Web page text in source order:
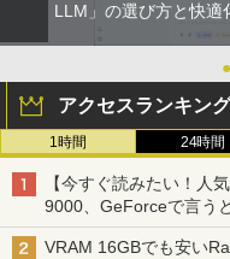
LLM」の選び方と快適
●
アクセスランキング
1時間 24時間
【今すぐ読みたい！人
9000、GeForceで言う
VRAM 16GBでも安い